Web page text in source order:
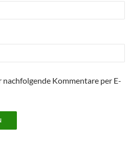
Kommentare per E-